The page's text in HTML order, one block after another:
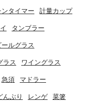
ンタイマー 計量カップ
タンブラー
ールグラス
ラス ワイングラス
急須 マドラー
んぶり レンゲ 菜箸